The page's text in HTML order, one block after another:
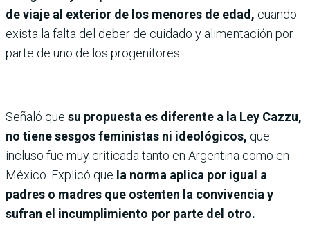
de viaje al exterior de los menores de edad, cuando
exista la falta del deber de cuidado y alimentación por
parte de uno de los progenitores.
Señaló que su propuesta es diferente a la Ley Cazzu,
no tiene sesgos feministas ni ideológicos, que
incluso fue muy criticada tanto en Argentina como en
México. Explicó que la norma aplica por igual a
padres o madres que ostenten la convivencia y
sufran el incumplimiento por parte del otro.